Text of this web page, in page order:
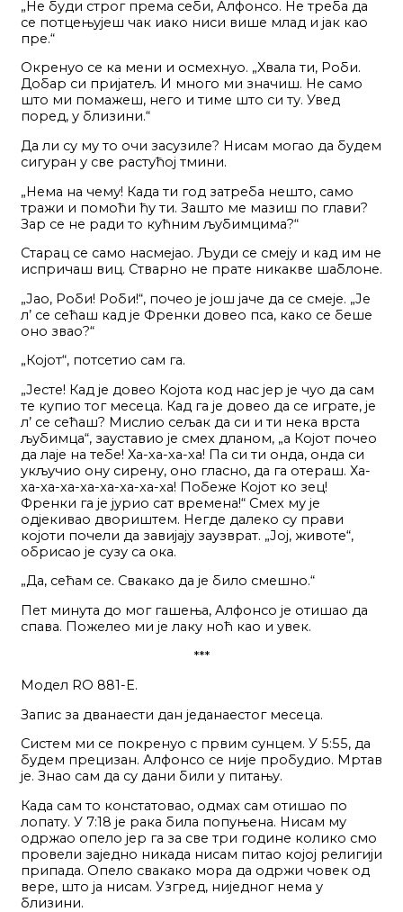
„Не буди строг према себи, Алфонсо. Не треба да
се потцењујеш чак иако ниси више млад и јак као
пре.“
Окренуо се ка мени и осмехнуо. „Хвала ти, Роби.
Добар си пријатељ. И много ми значиш. Не само
што ми помажеш, него и тиме што си ту. Увед
поред, у близини.“
Да ли су му то очи засузиле? Нисам могао да будем
сигуран у све растућој тмини.
„Нема на чему! Када ти год затреба нешто, само
тражи и помоћи ћу ти. Зашто ме мазиш по глави?
Зар се не ради то кућним љубимцима?“
Старац се само насмејао. Људи се смеју и кад им не
испричаш виц. Стварно не прате никакве шаблоне.
„Јао, Роби! Роби!“, почео је још јаче да се смеје. „Је
л’ се сећаш кад је Френки довео пса, како се беше
оно звао?“
„Којот“, потсетио сам га.
„Јесте! Кад је довео Којота код нас јер је чуо да сам
те купио тог месеца. Кад га је довео да се играте, је
л’ се сећаш? Мислио сељак да си и ти нека врста
љубимца“, зауставио је смех дланом, „а Којот почео
да лаје на тебе! Ха-ха-ха-ха! Па си ти онда, онда си
укључио ону сирену, оно гласно, да га отераш. Ха-
ха-ха-ха-ха-ха-ха-ха-ха! Побеже Којот ко зец!
Френки га је јурио сат времена!“ Смех му је
одјекивао двориштем. Негде далеко су прави
којоти почели да завијају заузврат. „Јој, животе“,
обрисао је сузу са ока.
„Да, сећам се. Свакако да је било смешно.“
Пет минута до мог гашења, Алфонсо је отишао да
спава. Пожелео ми је лаку ноћ као и увек.
***
Модел RO 881-E.
Запис за дванаести дан једанаестог месеца.
Систем ми се покренуо с првим сунцем. У 5:55, да
будем прецизан. Алфонсо се није пробудио. Мртав
је. Знао сам да су дани били у питању.
Када сам то констатовао, одмах сам отишао по
лопату. У 7:18 је рака била попуњена. Нисам му
одржао опело јер га за све три године колико смо
провели заједно никада нисам питао којој религији
припада. Опело свакако мора да одржи човек од
вере, што ја нисам. Узгред, ниједног нема у
близини.